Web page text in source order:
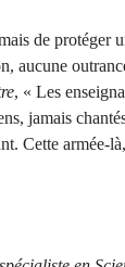
de protéger
aucune
, « Les
jamais
Cette armée-